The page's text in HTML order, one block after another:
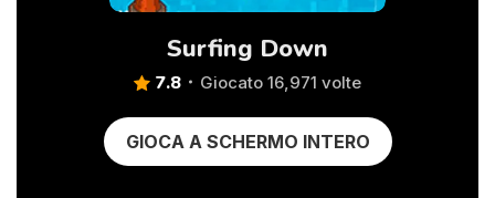
Surfing Down
7.8 Giocato 16,971 volte
GIOCA A SCHERMO INTERO